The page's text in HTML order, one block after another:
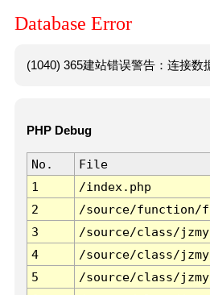
Database Error
(1040) 365建站错误警告：连接数
PHP Debug
No. File
1
/index.php
2
/source/function/
3
/source/class/
4
/source/class/
5
/source/class/